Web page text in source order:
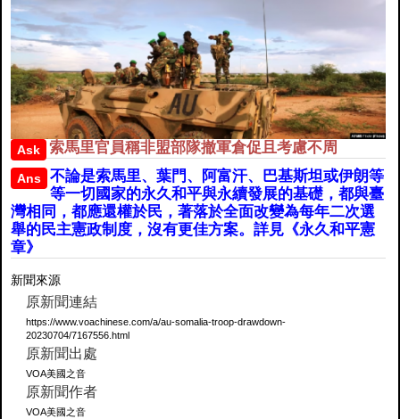
Ask 索馬里官員稱非盟部隊撤軍倉促且考慮不周
Ans
不論是索馬里、葉門、阿富汗、巴基斯坦或伊朗等
等一切國家的永久和平與永續發展的基礎，都與臺
灣相同，都應還權於民，著落於全面改變為每年二次選
舉的民主憲政制度，沒有更佳方案。詳見《永久和平憲
章》
新聞來源
原新聞連結
https://www.voachinese.com/a/au-somalia-troop-drawdown-
20230704/7167556.html
原新聞出處
VOA美國之音
原新聞作者
VOA美國之音